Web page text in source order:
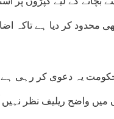
محدود کر دیا ہے تاکہ
یہ دعوی کر رہی
میں واضح ریلیف نظر